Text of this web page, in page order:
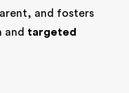
and fosters
and targeted